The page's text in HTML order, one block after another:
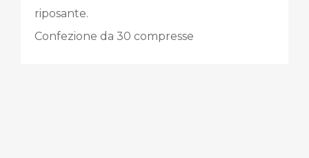
riposante.
Confezione da 30 compresse